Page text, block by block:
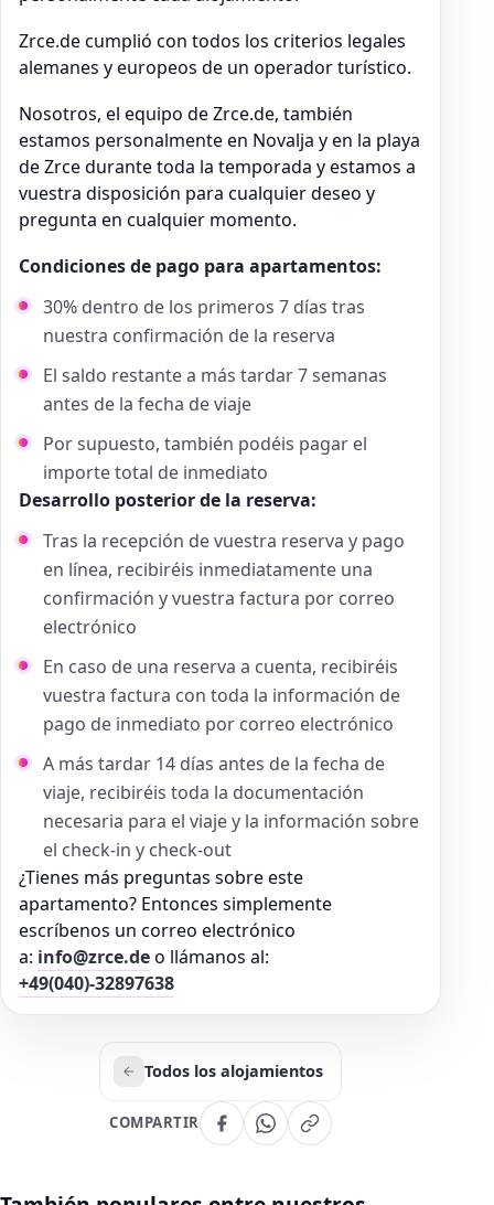
Zrce.de cumplió con todos los criterios legales
alemanes y europeos de un operador turístico.
Nosotros, el equipo de Zrce.de, también
estamos personalmente en Novalja y en la playa
de Zrce durante toda la temporada y estamos a
vuestra disposición para cualquier deseo y
pregunta en cualquier momento.
Condiciones de pago para apartamentos:
30% dentro de los primeros 7 días tras
nuestra confirmación de la reserva
El saldo restante a más tardar 7 semanas
antes de la fecha de viaje
Por supuesto, también podéis pagar el
importe total de inmediato
Desarrollo posterior de la reserva:
Tras la recepción de vuestra reserva y pago
en línea, recibiréis inmediatamente una
confirmación y vuestra factura por correo
electrónico
En caso de una reserva a cuenta, recibiréis
vuestra factura con toda la información de
pago de inmediato por correo electrónico
A más tardar 14 días antes de la fecha de
viaje, recibiréis toda la documentación
necesaria para el viaje y la información sobre
el check-in y check-out
¿Tienes más preguntas sobre este
apartamento? Entonces simplemente
escríbenos un correo electrónico
a: info@zrce.deo llámanos al:
+49(040)-32897638
Todos los alojamientos
COMPARTIR